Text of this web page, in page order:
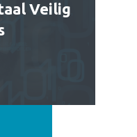
Veilig